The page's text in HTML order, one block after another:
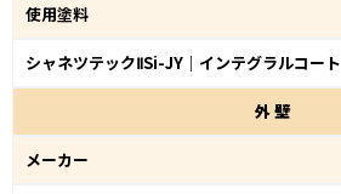
使用塗料
シャネツテックⅡSi-JY｜インテグラルコート
外壁
メーカー